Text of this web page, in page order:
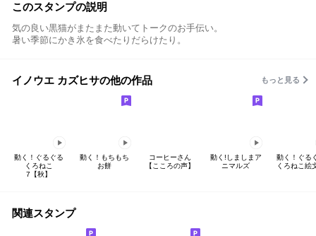
このスタンプの説明
気の良い黒猫がまたまた動いてトークのお手伝い。
暑い季節にかき氷を食べたりだらけたり。
イノウエ カズヒサの他の作品 もっと見る
動く！ぐるぐる
くろねこ
7【秋】
動く！もちもち
お餅
コーヒーさん
【こころの声】
動く!しましまア
ニマルズ
動く！ぐる
くろねこ絵
関連スタンプ